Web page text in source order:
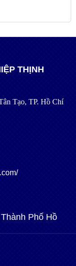
THỊNH
Tạo, TP. Hồ Chí
Phố Hồ